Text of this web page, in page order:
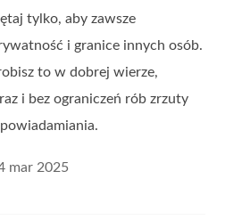
tylko, aby zawsze
i granice innych osób.
to w dobrej wierze,
i bez ograniczeń rób zrzuty
mar 2025